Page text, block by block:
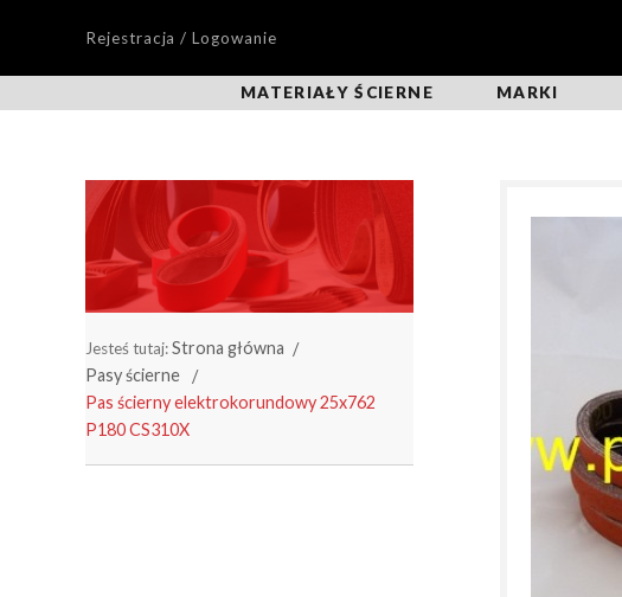
Rejestracja / Logowanie
MATERIAŁY ŚCIERNE MARKI
Jesteś tutaj:Strona główna
Pasy ścierne
Pas ścierny elektrokorundowy 25x762
P180 CS310X